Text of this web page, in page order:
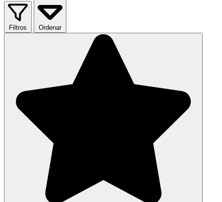
Filtros Ordenar